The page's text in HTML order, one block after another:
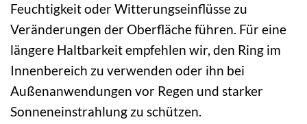
Feuchtigkeit oder Witterungseinflüsse zu
Veränderungen der Oberfläche führen. Für eine
längere Haltbarkeit empfehlen wir, den Ring im
Innenbereich zu verwenden oder ihn bei
Außenanwendungen vor Regen und starker
Sonneneinstrahlung zu schützen.